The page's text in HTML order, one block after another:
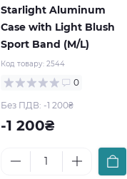
Starlight Aluminum
Case with Light Blush
Sport Band (M/L)
Код товару: 2544
0
Без ПДВ: -1 200₴
-1 200₴